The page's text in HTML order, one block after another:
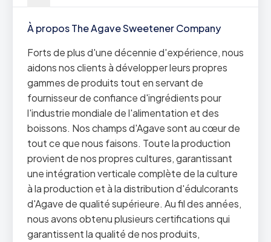
À propos The Agave Sweetener Company
Forts de plus d'une décennie d'expérience, nous
aidons nos clients à développer leurs propres
gammes de produits tout en servant de
fournisseur de confiance d'ingrédients pour
l'industrie mondiale de l'alimentation et des
boissons. Nos champs d'Agave sont au cœur de
tout ce que nous faisons. Toute la production
provient de nos propres cultures, garantissant
une intégration verticale complète de la culture
à la production et à la distribution d'édulcorants
d'Agave de qualité supérieure. Au fil des années,
nous avons obtenu plusieurs certifications qui
garantissent la qualité de nos produits,